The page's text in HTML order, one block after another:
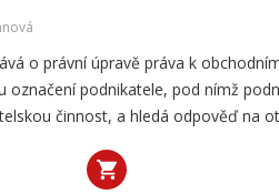
o právní úpravě práva k
označení podnikatele, pod nímž
činnost, a hledá odpověď na